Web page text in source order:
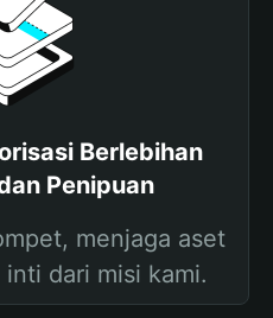
Berlebihan
Penipuan
menjaga aset
dari misi kami.